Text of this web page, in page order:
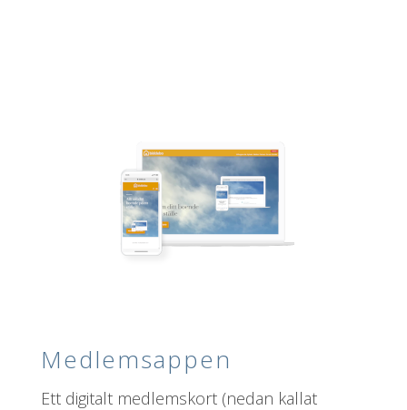
Medlemsappen
Ett digitalt medlemskort (nedan kallat